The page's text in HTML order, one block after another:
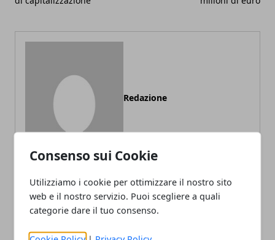
Consenso sui Cookie
Utilizziamo i cookie per ottimizzare il nostro sito
web e il nostro servizio. Puoi scegliere a quali
categorie dare il tuo consenso.
Redazione
ARTICOLI CORRELATI